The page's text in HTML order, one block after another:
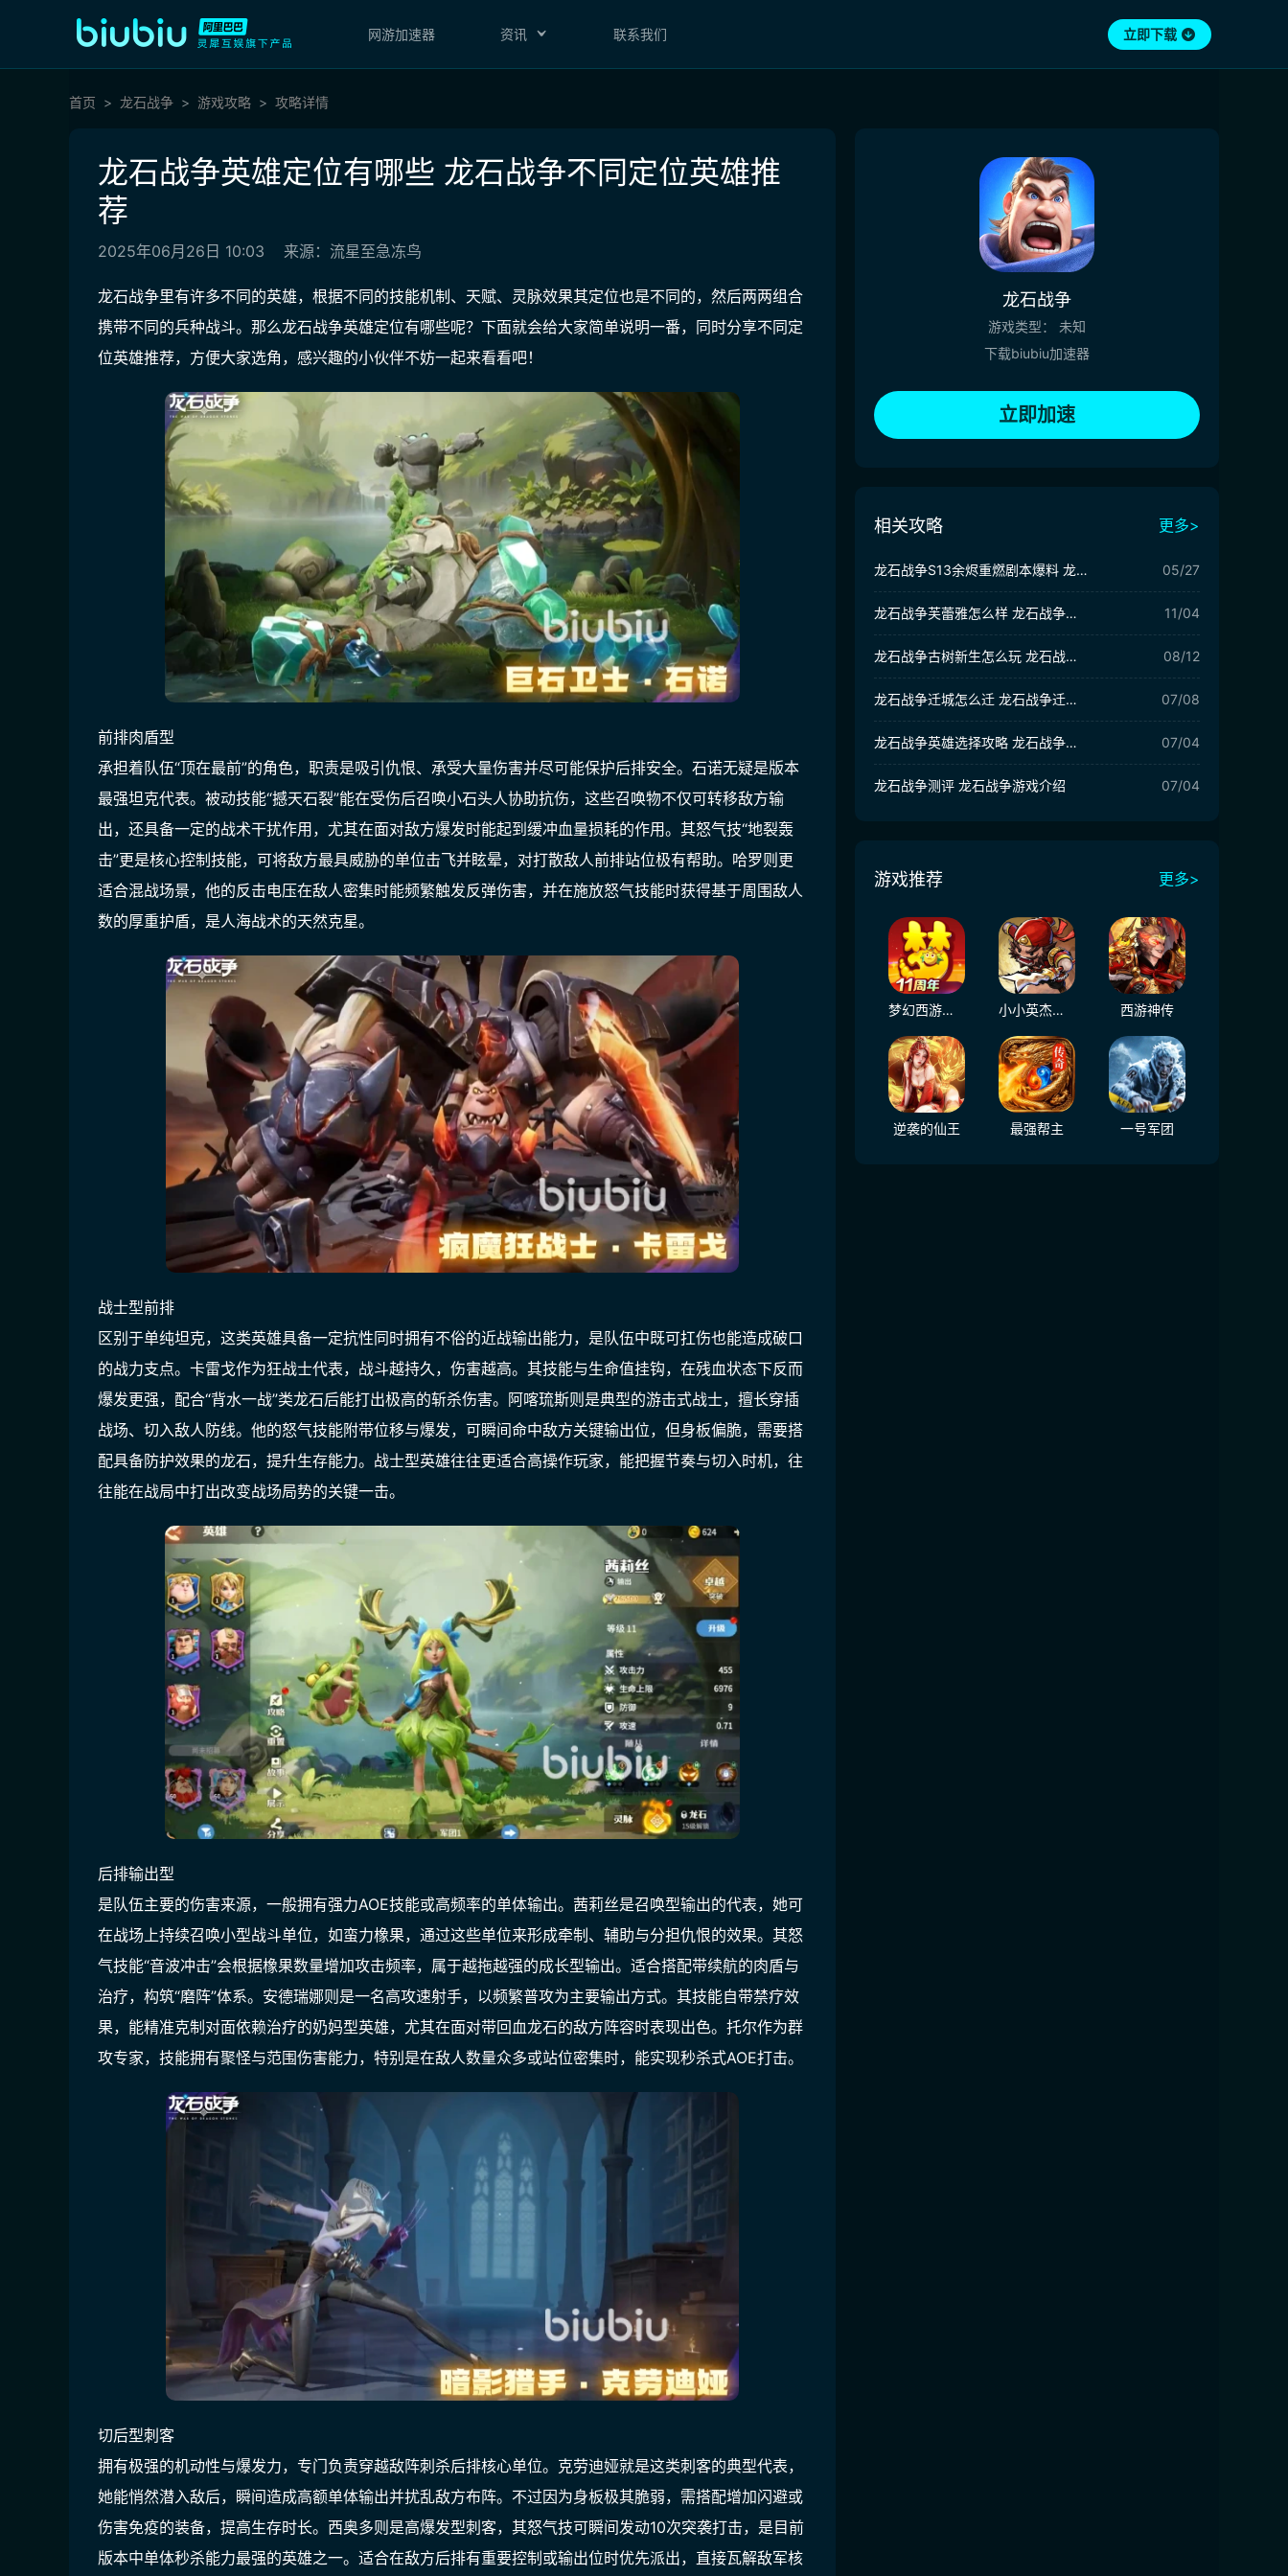
网游加速器 资讯 联系我们 立即下载
首页 龙石战争 游戏攻略 攻略详情
龙石战争英雄定位有哪些​ 龙石战争不同定位英雄推
荐​
2025年06月26日 10:03 来源：流星至急冻鸟
龙石战争里有许多不同的英雄，根据不同的技能机制、天赋、灵脉效果其定位也是不同的，然后两两组合
携带不同的兵种战斗。那么龙石战争英雄定位有哪些呢？下面就会给大家简单说明一番，同时分享不同定
位英雄推荐，方便大家选角，感兴趣的小伙伴不妨一起来看看吧！
前排肉盾型
承担着队伍“顶在最前”的角色，职责是吸引仇恨、承受大量伤害并尽可能保护后排安全。石诺无疑是版本
最强坦克代表。被动技能“撼天石裂”能在受伤后召唤小石头人协助抗伤，这些召唤物不仅可转移敌方输
出，还具备一定的战术干扰作用，尤其在面对敌方爆发时能起到缓冲血量损耗的作用。其怒气技“地裂轰
击”更是核心控制技能，可将敌方最具威胁的单位击飞并眩晕，对打散敌人前排站位极有帮助。哈罗则更
适合混战场景，他的反击电压在敌人密集时能频繁触发反弹伤害，并在施放怒气技能时获得基于周围敌人
数的厚重护盾，是人海战术的天然克星。
战士型前排
区别于单纯坦克，这类英雄具备一定抗性同时拥有不俗的近战输出能力，是队伍中既可扛伤也能造成破口
的战力支点。卡雷戈作为狂战士代表，战斗越持久，伤害越高。其技能与生命值挂钩，在残血状态下反而
爆发更强，配合“背水一战”类龙石后能打出极高的斩杀伤害。阿喀琉斯则是典型的游击式战士，擅长穿插
战场、切入敌人防线。他的怒气技能附带位移与爆发，可瞬间命中敌方关键输出位，但身板偏脆，需要搭
配具备防护效果的龙石，提升生存能力。战士型英雄往往更适合高操作玩家，能把握节奏与切入时机，往
往能在战局中打出改变战场局势的关键一击。
后排输出型
是队伍主要的伤害来源，一般拥有强力AOE技能或高频率的单体输出。茜莉丝是召唤型输出的代表，她可
在战场上持续召唤小型战斗单位，如蛮力橡果，通过这些单位来形成牵制、辅助与分担仇恨的效果。其怒
气技能“音波冲击”会根据橡果数量增加攻击频率，属于越拖越强的成长型输出。适合搭配带续航的肉盾与
治疗，构筑“磨阵”体系。安德瑞娜则是一名高攻速射手，以频繁普攻为主要输出方式。其技能自带禁疗效
果，能精准克制对面依赖治疗的奶妈型英雄，尤其在面对带回血龙石的敌方阵容时表现出色。托尔作为群
攻专家，技能拥有聚怪与范围伤害能力，特别是在敌人数量众多或站位密集时，能实现秒杀式AOE打击。
切后型刺客
拥有极强的机动性与爆发力，专门负责穿越敌阵刺杀后排核心单位。克劳迪娅就是这类刺客的典型代表，
她能悄然潜入敌后，瞬间造成高额单体输出并扰乱敌方布阵。不过因为身板极其脆弱，需搭配增加闪避或
伤害免疫的装备，提高生存时长。西奥多则是高爆发型刺客，其怒气技可瞬间发动10次突袭打击，是目前
版本中单体秒杀能力最强的英雄之一。适合在敌方后排有重要控制或输出位时优先派出，直接瓦解敌军核
龙石战争
游戏类型：
未知
下载biubiu加速器
立即加速
相关攻略 更多>
龙石战争S13余烬重燃剧本爆料 龙石战争S13余烬重燃剧本介绍 05/27
龙石战争芙蕾雅怎么样 龙石战争芙蕾雅介绍 11/04
龙石战争古树新生怎么玩 龙石战争古树新生剧本玩法介绍 08/12
龙石战争迁城怎么迁 龙石战争迁城方法说明 07/08
龙石战争英雄选择攻略 龙石战争手游英雄搭配推荐 07/04
龙石战争测评 龙石战争游戏介绍 07/04
游戏推荐 更多>
梦幻西游（大陆服） 小小英杰：合战天下 西游神传
逆袭的仙王 最强帮主 一号军团